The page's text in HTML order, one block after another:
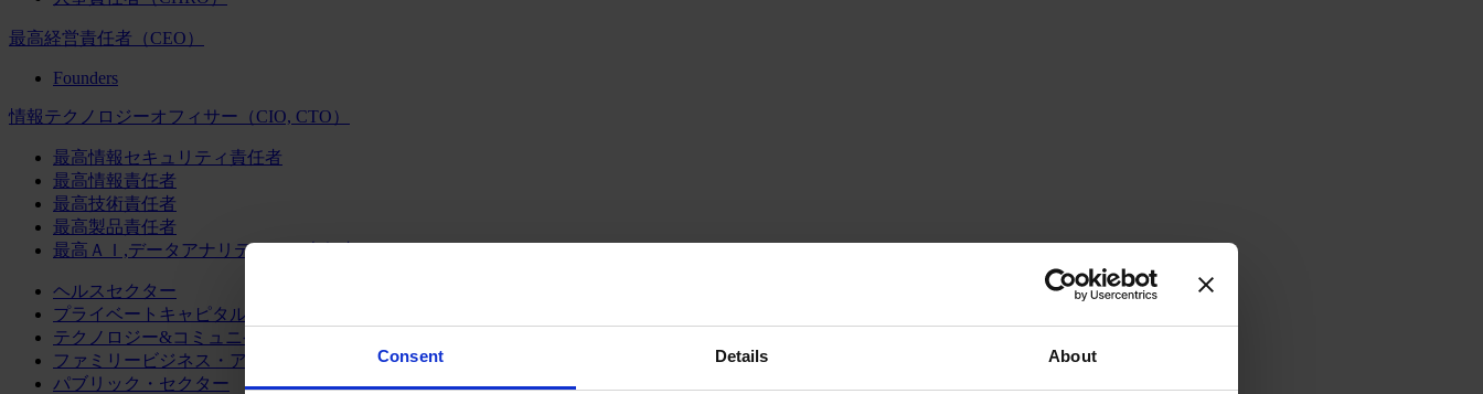
Consent Details About
最高経営責任者（CEO）
Founders
情報テクノロジーオフィサー（CIO, CTO）
最高情報セキュリティ責任者
最高情報責任者
最高技術責任者
最高製品責任者
最高ＡＩ,データアナリティクス責任者
ヘルスセクター
プライベートキャピタル
テクノロジー&コミュニケーション
ファミリービジネス・アドバイザリー
パブリック・セクター